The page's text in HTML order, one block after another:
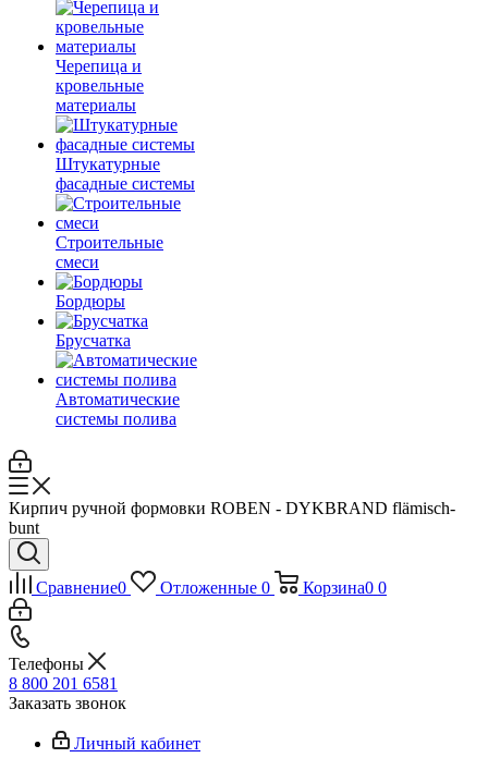
Черепица и
кровельные
материалы
Штукатурные
фасадные системы
Строительные
смеси
Бордюры
Брусчатка
Автоматические
системы полива
Кирпич ручной формовки ROBEN - DYKBRAND flämisch-
bunt
Сравнение0 Отложенные 0 Корзина0 0
Телефоны
8 800 201 6581
Заказать звонок
Личный кабинет